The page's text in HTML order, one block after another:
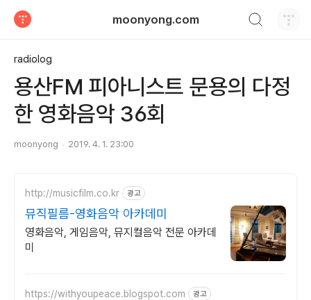
moonyong.com
radiolog
용산FM 피아니스트 문용의 다정
한 영화음악 36회
moonyong 2019. 4. 1. 23:00
http://musicfilm.co.kr 광고
뮤직필름-영화음악 아카데미
영화음악, 게임음악, 뮤지컬음악 전문 아카데
미
https://withyoupeace.blogspot.com 광고